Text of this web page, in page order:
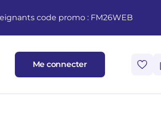
code promo : FM26WEB
Me connecter